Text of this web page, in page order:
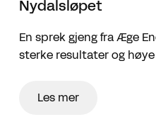
Nydalsløpet
En sprek gjeng fra Æge
sterke resultater og
Les mer